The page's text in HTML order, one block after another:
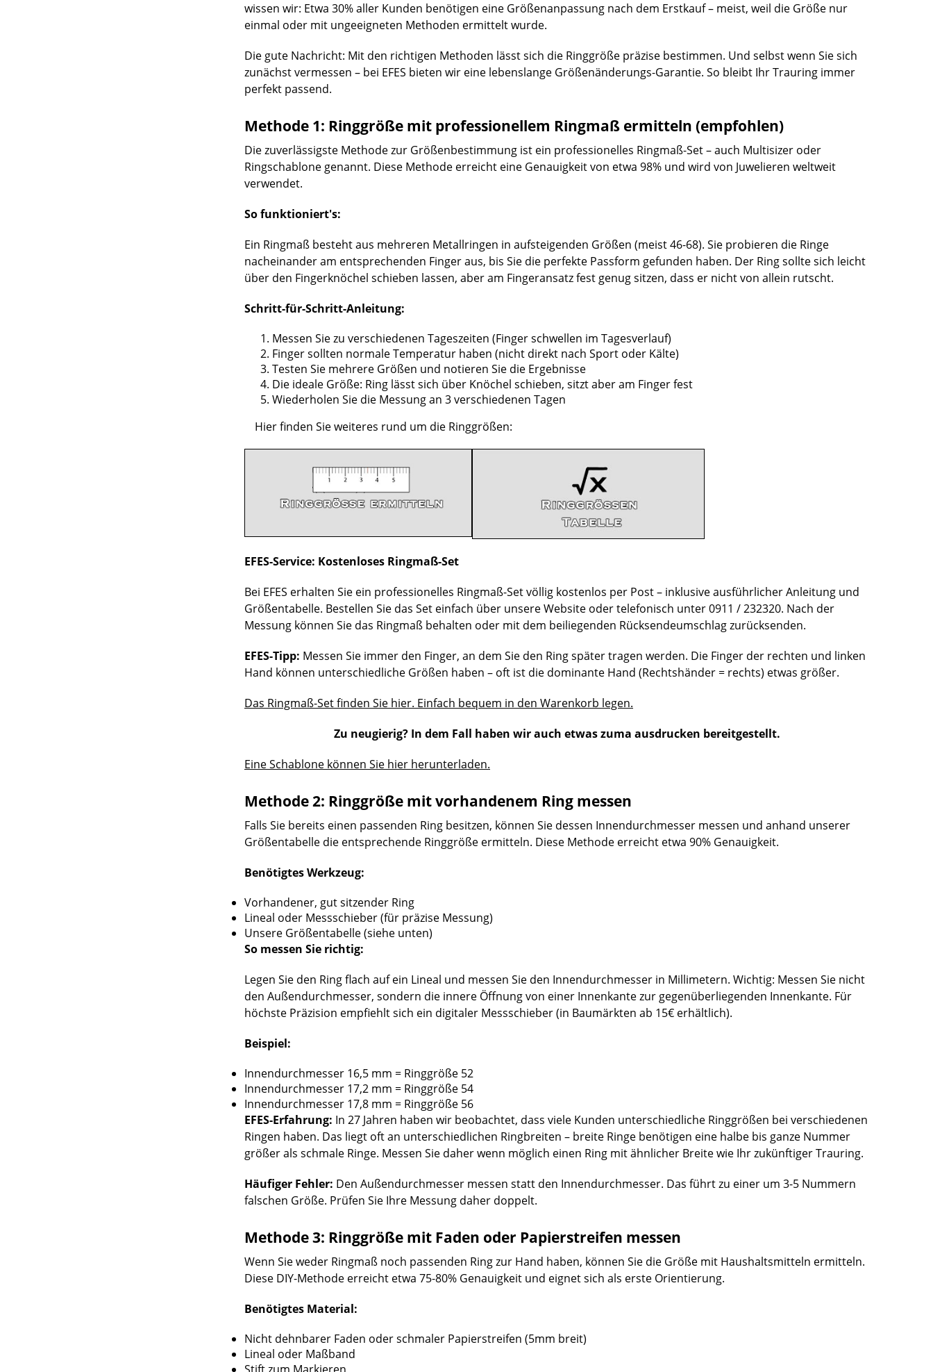
wissen wir: Etwa 30% aller Kunden benötigen eine Größenanpassung nach dem Erstkauf – meist, weil die Größe nur
einmal oder mit ungeeigneten Methoden ermittelt wurde.
Die gute Nachricht: Mit den richtigen Methoden lässt sich die Ringgröße präzise bestimmen. Und selbst wenn Sie sich
zunächst vermessen – bei EFES bieten wir eine lebenslange Größenänderungs-Garantie. So bleibt Ihr Trauring immer
perfekt passend.
Methode 1: Ringgröße mit professionellem Ringmaß ermitteln (empfohlen)
Die zuverlässigste Methode zur Größenbestimmung ist ein professionelles Ringmaß-Set – auch Multisizer oder
Ringschablone genannt. Diese Methode erreicht eine Genauigkeit von etwa 98% und wird von Juwelieren weltweit
verwendet.
So funktioniert's:
Ein Ringmaß besteht aus mehreren Metallringen in aufsteigenden Größen (meist 46-68). Sie probieren die Ringe
nacheinander am entsprechenden Finger aus, bis Sie die perfekte Passform gefunden haben. Der Ring sollte sich leicht
über den Fingerknöchel schieben lassen, aber am Fingeransatz fest genug sitzen, dass er nicht von allein rutscht.
Schritt-für-Schritt-Anleitung:
Messen Sie zu verschiedenen Tageszeiten (Finger schwellen im Tagesverlauf)
Finger sollten normale Temperatur haben (nicht direkt nach Sport oder Kälte)
Testen Sie mehrere Größen und notieren Sie die Ergebnisse
Die ideale Größe: Ring lässt sich über Knöchel schieben, sitzt aber am Finger fest
Wiederholen Sie die Messung an 3 verschiedenen Tagen
Hier finden Sie weiteres rund um die Ringgrößen:
EFES-Service: Kostenloses Ringmaß-Set
Bei EFES erhalten Sie ein professionelles Ringmaß-Set völlig kostenlos per Post – inklusive ausführlicher Anleitung und
Größentabelle. Bestellen Sie das Set einfach über unsere Website oder telefonisch unter 0911 / 232320. Nach der
Messung können Sie das Ringmaß behalten oder mit dem beiliegenden Rücksendeumschlag zurücksenden.
EFES-Tipp: Messen Sie immer den Finger, an dem Sie den Ring später tragen werden. Die Finger der rechten und linken
Hand können unterschiedliche Größen haben – oft ist die dominante Hand (Rechtshänder = rechts) etwas größer.
Das Ringmaß-Set finden Sie hier. Einfach bequem in den Warenkorb legen.
Zu neugierig? In dem Fall haben wir auch etwas zuma ausdrucken bereitgestellt.
Eine Schablone können Sie hier herunterladen.
Methode 2: Ringgröße mit vorhandenem Ring messen
Falls Sie bereits einen passenden Ring besitzen, können Sie dessen Innendurchmesser messen und anhand unserer
Größentabelle die entsprechende Ringgröße ermitteln. Diese Methode erreicht etwa 90% Genauigkeit.
Benötigtes Werkzeug:
Vorhandener, gut sitzender Ring
Lineal oder Messschieber (für präzise Messung)
Unsere Größentabelle (siehe unten)
So messen Sie richtig:
Legen Sie den Ring flach auf ein Lineal und messen Sie den Innendurchmesser in Millimetern. Wichtig: Messen Sie nicht
den Außendurchmesser, sondern die innere Öffnung von einer Innenkante zur gegenüberliegenden Innenkante. Für
höchste Präzision empfiehlt sich ein digitaler Messschieber (in Baumärkten ab 15€ erhältlich).
Beispiel:
Innendurchmesser 16,5 mm = Ringgröße 52
Innendurchmesser 17,2 mm = Ringgröße 54
Innendurchmesser 17,8 mm = Ringgröße 56
EFES-Erfahrung: In 27 Jahren haben wir beobachtet, dass viele Kunden unterschiedliche Ringgrößen bei verschiedenen
Ringen haben. Das liegt oft an unterschiedlichen Ringbreiten – breite Ringe benötigen eine halbe bis ganze Nummer
größer als schmale Ringe. Messen Sie daher wenn möglich einen Ring mit ähnlicher Breite wie Ihr zukünftiger Trauring.
Häufiger Fehler: Den Außendurchmesser messen statt den Innendurchmesser. Das führt zu einer um 3-5 Nummern
falschen Größe. Prüfen Sie Ihre Messung daher doppelt.
Methode 3: Ringgröße mit Faden oder Papierstreifen messen
Wenn Sie weder Ringmaß noch passenden Ring zur Hand haben, können Sie die Größe mit Haushaltsmitteln ermitteln.
Diese DIY-Methode erreicht etwa 75-80% Genauigkeit und eignet sich als erste Orientierung.
Benötigtes Material:
Nicht dehnbarer Faden oder schmaler Papierstreifen (5mm breit)
Lineal oder Maßband